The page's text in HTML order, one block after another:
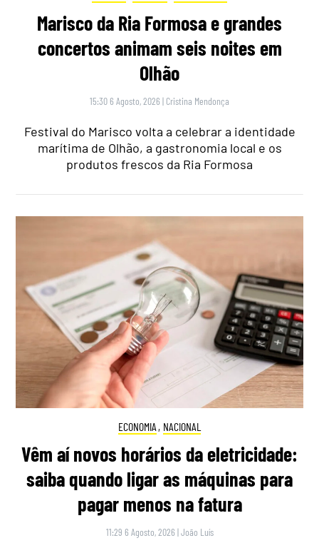
Marisco da Ria Formosa e grandes
concertos animam seis noites em
Olhão
15:30 6 Agosto, 2026 | Cristina Mendonça
Festival do Marisco volta a celebrar a identidade
marítima de Olhão, a gastronomia local e os
produtos frescos da Ria Formosa
ECONOMIA , NACIONAL
Vêm aí novos horários da eletricidade:
saiba quando ligar as máquinas para
pagar menos na fatura
11:29 6 Agosto, 2026 |João Luís